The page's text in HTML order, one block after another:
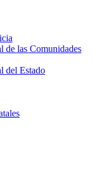
de las Comunidades
del Estado